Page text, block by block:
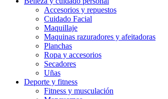
Accesorios y repuestos
Cuidado Facial
Maquillaje
Maquinas razuradores y afeitadoras
Planchas
Ropa y accesorios
Secadores
Uñas
Deporte y fitness
Fitness y musculación